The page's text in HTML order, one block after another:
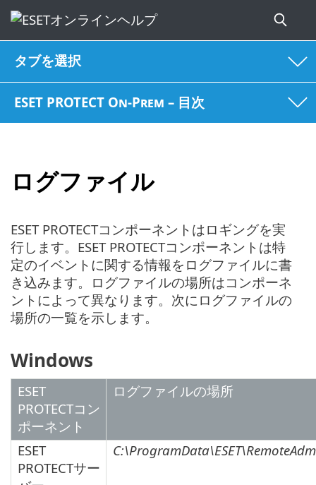
タブを選択
ESET PROTECT On-Prem – 目次
ログファイル
ESET PROTECTコンポーネントはロギングを実
行します。ESET PROTECTコンポーネントは特
定のイベントに関する情報をログファイルに書
き込みます。ログファイルの場所はコンポーネ
ントによって異なります。次にログファイルの
場所の一覧を示します。
Windows
ESET
PROTECTコン
ポーネント
ログファイルの場所
ESET
PROTECTサー